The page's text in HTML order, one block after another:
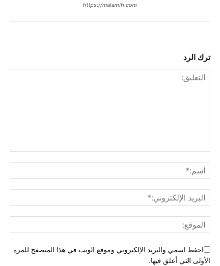
https://malamih.com
ترك الرد
احفظ اسمي والبريد الإلكتروني وموقع الويب في هذا المتصفح للمرة
الأولى التي أعلق فيها.